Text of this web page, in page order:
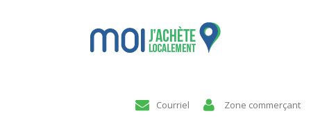
Courriel Zone commerçant